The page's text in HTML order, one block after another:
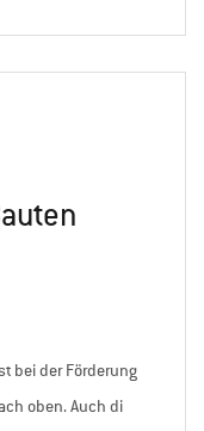
bei der Förderung
oben. Auch di